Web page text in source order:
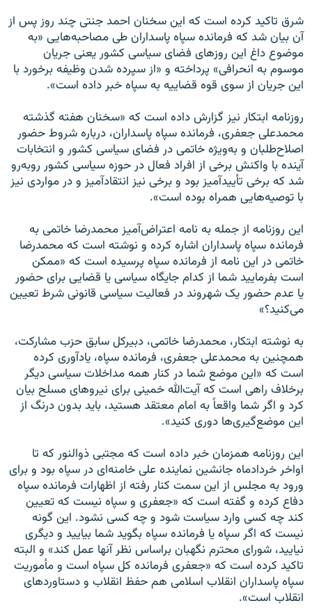
شرق تاکید کرده است که این سخنان احمد جنتی چند روز پس از
آن بیان شد که فرمانده سپاه پاسداران طی مصاحبه‌هایی «به
موضوع داغ این روزهای فضای سیاسی کشور یعنی جریان
موسوم به انحرافی» پرداخته و «از سپرده شدن وظیفه برخورد با
این جریان از سوی قوه قضاییه به سپاه خبر داده است».
روزنامه ابتکار نیز گزارش داده است که «سخنان هفته گذشته
محمدعلی جعفری، فرمانده سپاه پاسداران، درباره شروط حضور
اصلاح‌طلبان و به‌ویژه خاتمی در فضای سیاسی کشور و انتخابات
آینده با واکنش برخی از افراد فعال در حوزه سیاسی کشور روبه‌رو
شد که برخی تأییدآمیز بود و برخی نیز انتقادآمیز و در مواردی نیز
با توصیه‌هایی همراه بوده است».
این روزنامه از جمله به نامه اعتراض‌آمیز محمدرضا خاتمی به
فرمانده سپاه پاسداران اشاره کرده و نوشته است که محمدرضا
خاتمی در این نامه از فرمانده سپاه پرسیده است که «ممکن
است بفرمایید شما از کدام جایگاه سیاسی یا قضایی برای حضور
یا عدم حضور یک شهروند در فعالیت سیاسی قانونی شرط تعیین
می‌کنید؟»
به نوشته ابتکار، محمدرضا خاتمی، دبیرکل سابق حزب مشارکت،
همچنین به محمدعلی جعفری، فرمانده سپاه، یادآوری کرده
است که «این موضع شما در کنار همه مداخلات سیاسی دیگر
برخلاف راهی است که آیت‌الله خمینی برای نیروهای مسلح بیان
کرد و اگر شما واقعاً به امام معتقد هستید، باید بدون درنگ از
این موضع‌گیری‌ها دوری کنید».
این روزنامه همزمان خبر داده است که مجتبی ذوالنور که تا
اواخر خردادماه جانشین نماینده علی خامنه‌ای در سپاه بود و برای
ورود به مجلس از این سمت کنار رفته از اظهارات فرمانده سپاه
دفاع کرده و گفته است که «جعفری و سپاه نیست که تعیین
کند چه کسی وارد سیاست شود و چه کسی نشود. این‌ گونه
نیست که اگر سپاه یا فرمانده سپاه بگوید شما بیایید و دیگری
نیایید، شورای محترم نگهبان براساس نظر آنها عمل کند» و البته
تاکید کرده است که «جعفری فرمانده کل سپاه است و مأموریت
سپاه پاسداران انقلاب اسلامی هم حفظ انقلاب و دستاوردهای
انقلاب است».